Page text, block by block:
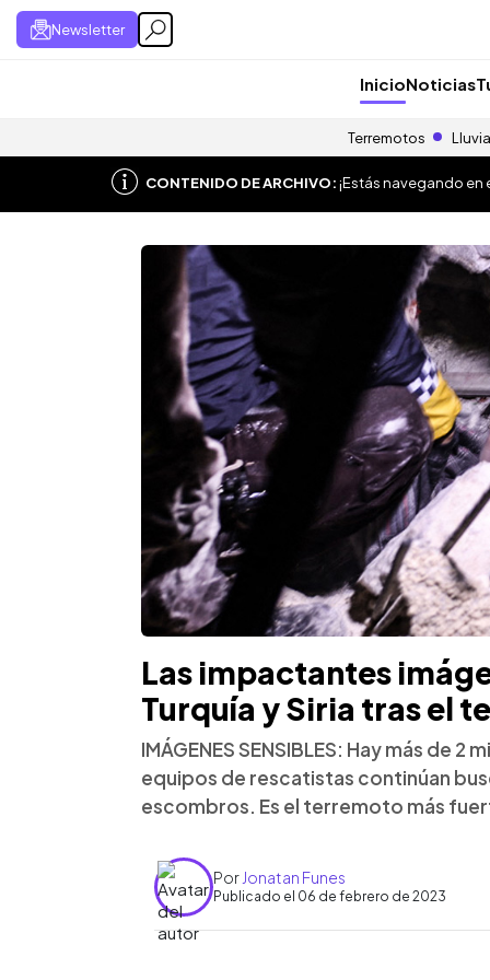
Newsletter
InicioNoticias
Terremotos
CONTENIDO DE ARCHIVO:¡Estás navegando en
Las impactantes
Turquía y Siria tras el
IMÁGENES SENSIBLES: Hay más de
equipos de rescatistas continúan
escombros. Es el terremoto más
Por Jonatan Funes
Publicado el 06 de febrero de 2023